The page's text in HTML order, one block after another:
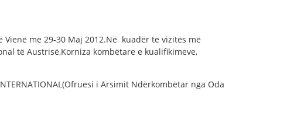
më 29-30 Maj 2012.Në kuadër të vizitës më
të Austrisë,Korniza kombëtare e kualifikimeve,
i Arsimit Ndërkombëtar nga Oda